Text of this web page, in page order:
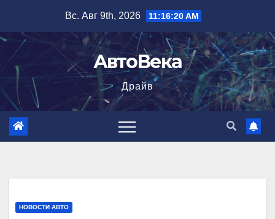
содержимому
Вс. Авг 9th, 2026 11:16:21 AM
АвтоВека
Драйв
НОВОСТИ АВТО